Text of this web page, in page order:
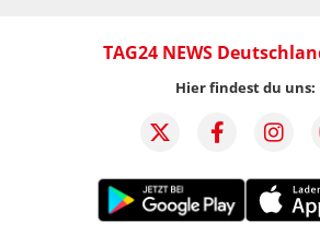
TAG24 NEWS
Hier findest du uns: